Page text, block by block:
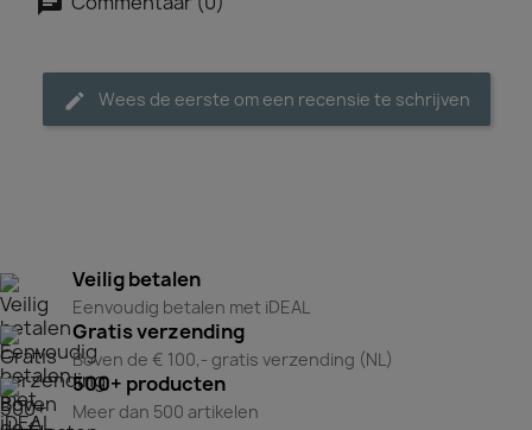
Wees de eerste om een recensie te schrijven
Veilig betalen
Eenvoudig betalen met iDEAL
Gratis verzending
Boven de € 100,- gratis verzending (NL)
500+ producten
Meer dan 500 artikelen